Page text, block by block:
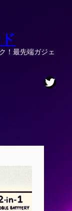
！最先端ガジェ